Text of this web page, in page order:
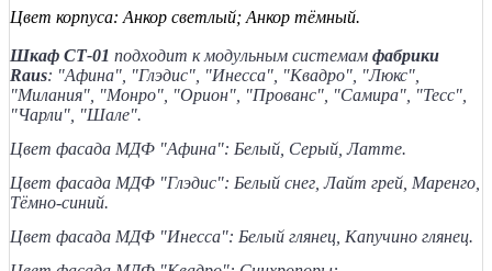
Цвет корпуса: Анкор светлый; Анкор тёмный.
Шкаф СТ-01 подходит к модульным системам фабрики
Raus: "Афина", "Глэдис", "Инесса", "Квадро", "Люкс",
"Милания", "Монро", "Орион", "Прованс", "Самира", "Тесс",
"Чарли", "Шале".
Цвет фасада МДФ "Афина": Белый, Серый, Латте.
Цвет фасада МДФ "Глэдис": Белый снег, Лайт грей, Маренго,
Тёмно-синий.
Цвет фасада МДФ "Инесса": Белый глянец, Капучино глянец.